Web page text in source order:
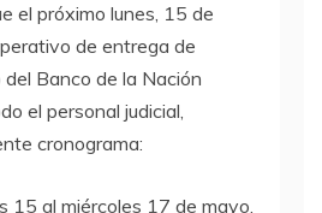
el próximo lunes, 15 de
de entrega de
Banco de la Nación
el personal judicial,
cronograma:
15 al miércoles 17 de mayo,